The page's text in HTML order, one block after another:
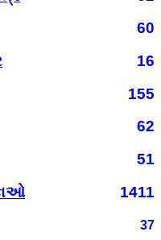
60
16
155
62
51
1411
37